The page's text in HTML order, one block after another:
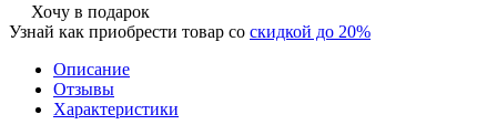
Хочу в подарок
Узнай как приобрести товар со скидкой до 20%
Описание
Отзывы
Характеристики